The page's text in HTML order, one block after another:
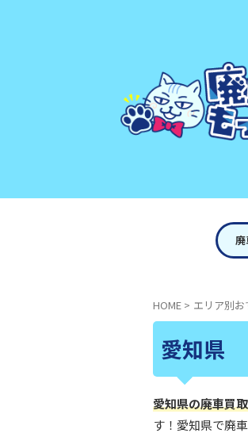
HOME > エリア別
愛知県
愛知県の廃車買
す！愛知県で廃